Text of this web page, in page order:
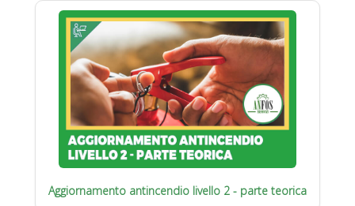
Aggiornamento antincendio livello 2 - parte teorica